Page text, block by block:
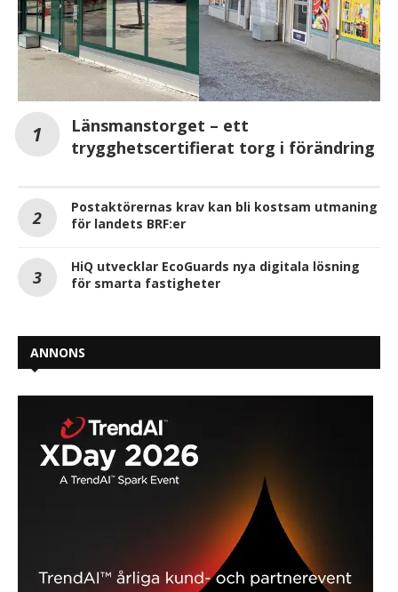
Länsmanstorget – ett
trygghetscertifierat torg i förändring
Postaktörernas krav kan bli kostsam utmaning
för landets BRF:er
HiQ utvecklar EcoGuards nya digitala lösning
för smarta fastigheter
ANNONS